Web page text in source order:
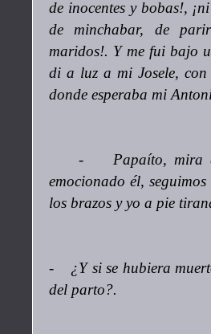
de inocentes y bobas!,
de minchabar, de
maridos!. Y me fui bajo
di a luz a mi Josele,
donde esperaba mi
- Papaíto, mira que
emocionado él,
los brazos y yo a pie
- ¿Y si se hubiera
del parto?.